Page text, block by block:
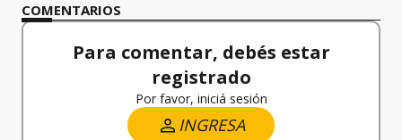
COMENTARIOS
Para comentar, debés estar
registrado
Por favor, iniciá sesión
INGRESA